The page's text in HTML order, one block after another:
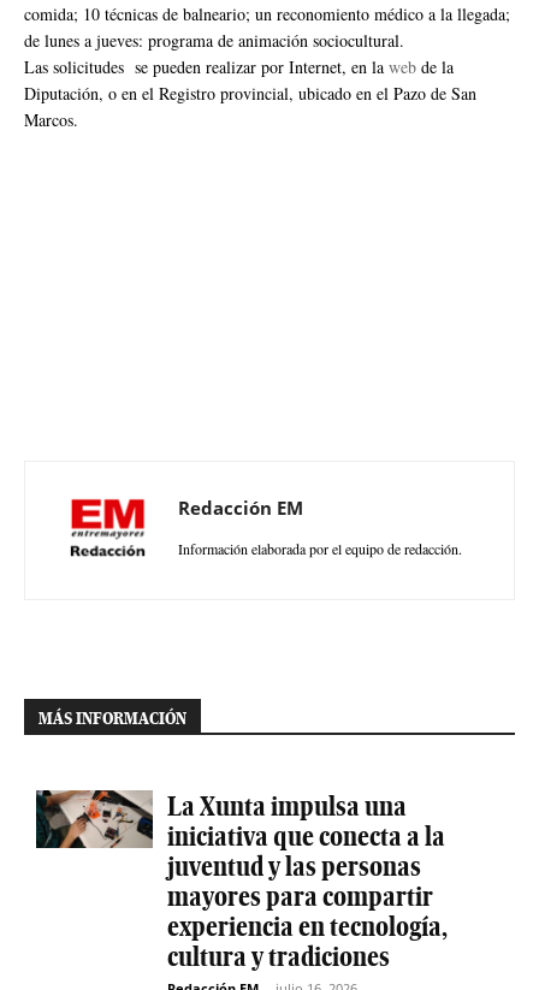
comida; 10 técnicas de balneario; un reconomiento médico a la llegada;
de lunes a jueves: programa de animación sociocultural.
Las solicitudes se pueden realizar por Internet, en la web de la
Diputación, o en el Registro provincial, ubicado en el Pazo de San
Marcos.
Redacción EM
Información elaborada por el equipo de redacción.
MÁS INFORMACIÓN
La Xunta impulsa una
iniciativa que conecta a la
juventud y las personas
mayores para compartir
experiencia en tecnología,
cultura y tradiciones